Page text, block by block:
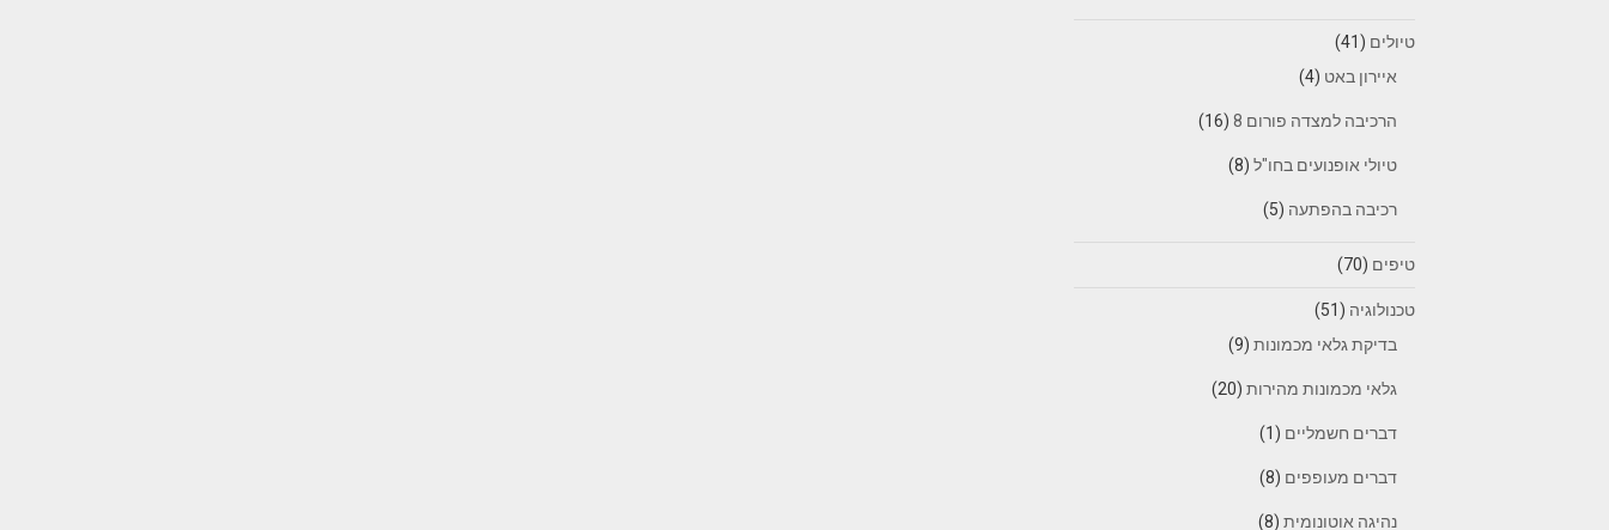
טיולים (41)
איירון באט (4)
הרכיבה למצדה פורום 8 (16)
טיולי אופנועים בחו"ל (8)
רכיבה בהפתעה (5)
טיפים (70)
טכנולוגיה (51)
בדיקת גלאי מכמונות (9)
גלאי מכמונות מהירות (20)
דברים חשמליים (1)
דברים מעופפים (8)
נהיגה אוטונומית (8)